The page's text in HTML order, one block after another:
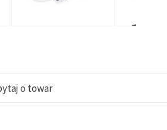
o towar